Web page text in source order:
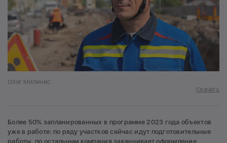
Олег Милинис
Скачать
Более 50% запланированных в программе 2023 года объектов
уже в работе: по ряду участков сейчас идут подготовительные
работы, по остальным компания заканчивает оформление